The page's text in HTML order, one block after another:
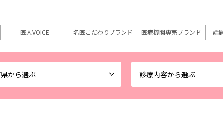
から選ぶ 診療内容から選ぶ
医人VOICE 名医こだわりブランド 医療機関専売ブランド 話